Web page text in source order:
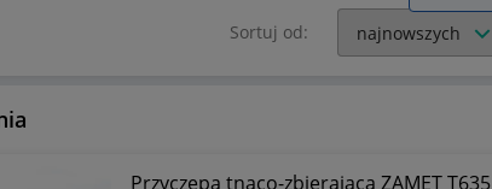
siatki Sortuj od:
Przyczepa tnąco-zbierająca ZAMET T635